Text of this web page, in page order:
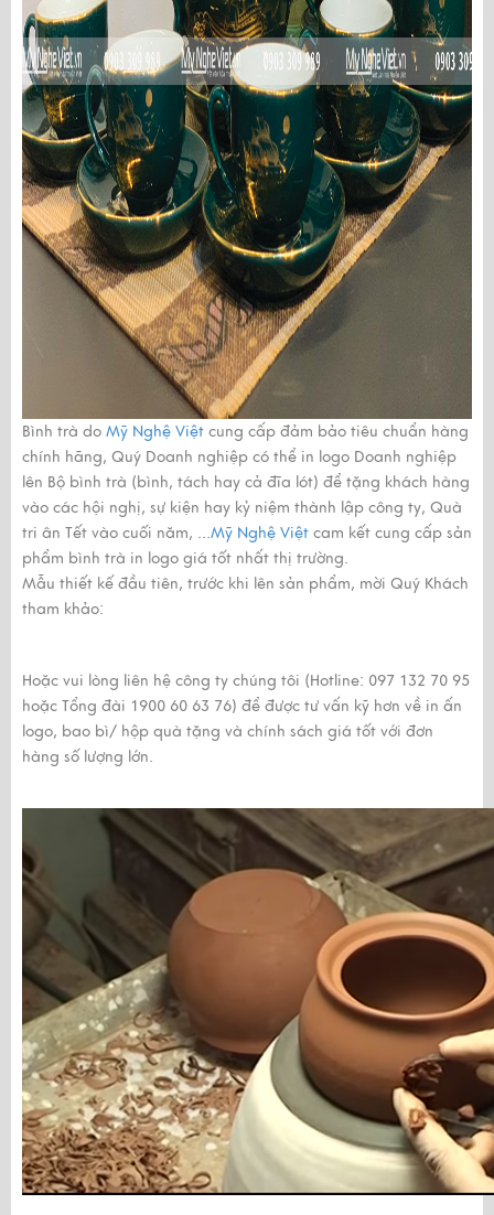
Bình trà do Mỹ Nghệ Việt cung cấp đảm bảo tiêu chuẩn hàng
chính hãng, Quý Doanh nghiệp có thể in logo Doanh nghiệp
lên Bộ bình trà (bình, tách hay cả đĩa lót) để tặng khách hàng
vào các hội nghị, sự kiện hay kỷ niệm thành lập công ty, Quà
tri ân Tết vào cuối năm, ...Mỹ Nghệ Việt cam kết cung cấp sản
phẩm bình trà in logo giá tốt nhất thị trường.
Mẫu thiết kế đầu tiên, trước khi lên sản phẩm, mời Quý Khách
tham khảo:
Hoặc vui lòng liên hệ công ty chúng tôi (Hotline: 097 132 70 95
hoặc Tổng đài 1900 60 63 76) để được tư vấn kỹ hơn về in ấn
logo, bao bì/ hộp quà tặng và chính sách giá tốt với đơn
hàng số lượng lớn.